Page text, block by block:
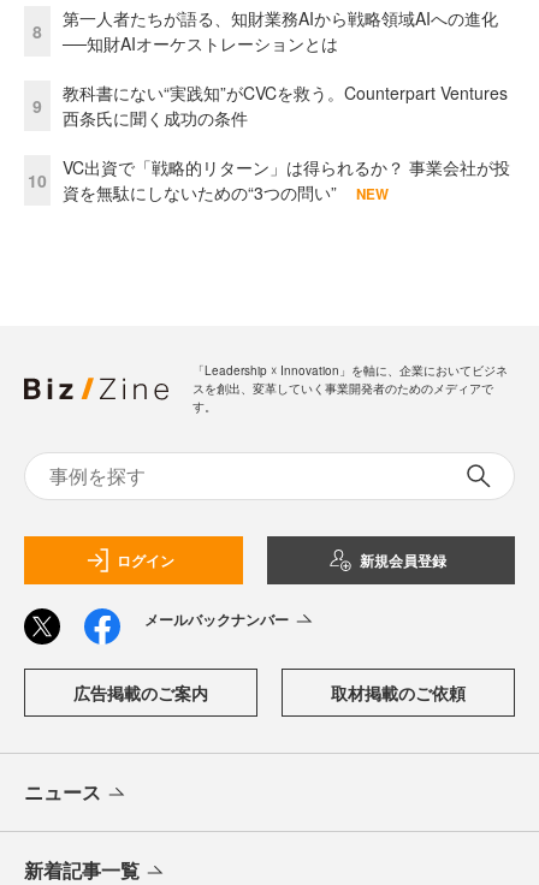
8
第一人者たちが語る、知財業務AIから戦略領域AIへの進化
──知財AIオーケストレーションとは
9
教科書にない“実践知”がCVCを救う。Counterpart Ventures
西条氏に聞く成功の条件
10
VC出資で「戦略的リターン」は得られるか？ 事業会社が投
資を無駄にしないための“3つの問い”
NEW
「Leadership ☓ Innovation」を軸に、企業においてビジネ
スを創出、変革していく事業開発者のためのメディアで
す。
ログイン 新規会員登録
メールバックナンバー
広告掲載のご案内 取材掲載のご依頼
ニュース
新着記事一覧